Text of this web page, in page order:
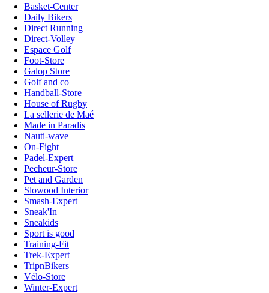
Basket-Center
Daily Bikers
Direct Running
Direct-Volley
Espace Golf
Foot-Store
Galop Store
Golf and co
Handball-Store
House of Rugby
La sellerie de Maé
Made in Paradis
Nauti-wave
On-Fight
Padel-Expert
Pecheur-Store
Pet and Garden
Slowood Interior
Smash-Expert
Sneak'In
Sneakids
Sport is good
Training-Fit
Trek-Expert
TripnBikers
Vélo-Store
Winter-Expert